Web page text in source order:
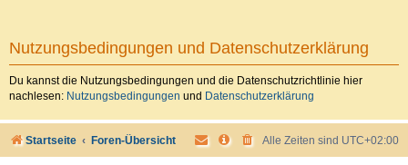
Nutzungsbedingungen und Datenschutzerklärung
Du kannst die Nutzungsbedingungen und die Datenschutzrichtlinie hier
nachlesen: Nutzungsbedingungen und Datenschutzerklärung
Startseite Foren-Übersicht Alle Zeiten sind UTC+02:00